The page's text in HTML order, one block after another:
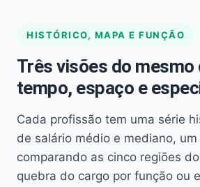
HISTÓRICO, MAPA E FUNÇÃO
Três visões do mesmo
tempo, espaço e
Cada profissão tem uma série
de salário médio e mediano,
comparando as cinco regiões
quebra do cargo por função ou